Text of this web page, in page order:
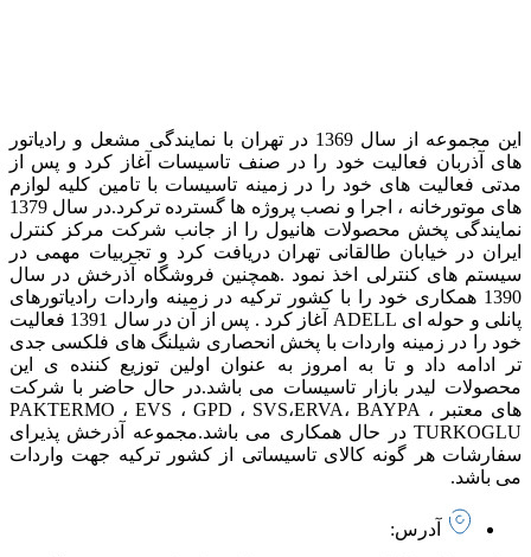
این مجموعه از سال 1369 در تهران با نمایندگی مشعل و رادیاتور
های آذربان فعالیت خود را در صنف تاسیسات آغاز کرد و پس از
مدتی فعالیت های خود را در زمینه تاسیسات با تامین کلیه لوازم
های موتورخانه ، اجرا و نصب پروژه ها گسترده ترکرد. در سال 1379
نمایندگی پخش محصولات هانیول را از جانب شرکت مرکز کنترل
ایران در خیابان طالقانی تهران دریافت کرد و تجربیات مهمی در
سیستم های کنترلی اخذ نمود . همچنین فروشگاه آذرخش در سال
1390 همکاری خود را با کشور ترکیه در زمینه واردات رادیاتورهای
پانلی و حوله ای ADELL آغاز کرد . پس از آن در سال 1391 فعالیت
خود را در زمینه واردات با پخش انحصاری شیلنگ های فلکسی جدی
تر ادامه داد و تا به امروز به عنوان اولین توزیع کننده ی این
محصولات لیدر بازار تاسیسات می باشد. در حال حاضر با شرکت
های معتبر PAKTERMO ، EVS ، GPD ، SVS،ERVA، BAYPA ،
TURKOGLU در حال همکاری می باشد. مجموعه آذرخش پذیرای
سفارشات هر گونه کالای تاسیساتی از کشور ترکیه جهت واردات
می باشد.
آدرس: